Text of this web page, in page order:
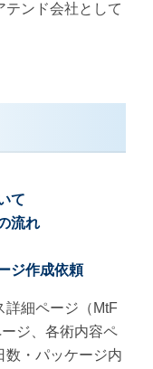
テンド会社として
て
流れ
ジ作成依頼
詳細ページ（MtF
ジ、各術内容ペ
数・パッケージ内